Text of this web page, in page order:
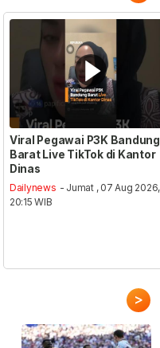
Viral Pegawai P3K Bandung
Barat Live TikTok di Kantor
Dinas
Dailynews - Jumat , 07 Aug 2026,
20:15 WIB
>